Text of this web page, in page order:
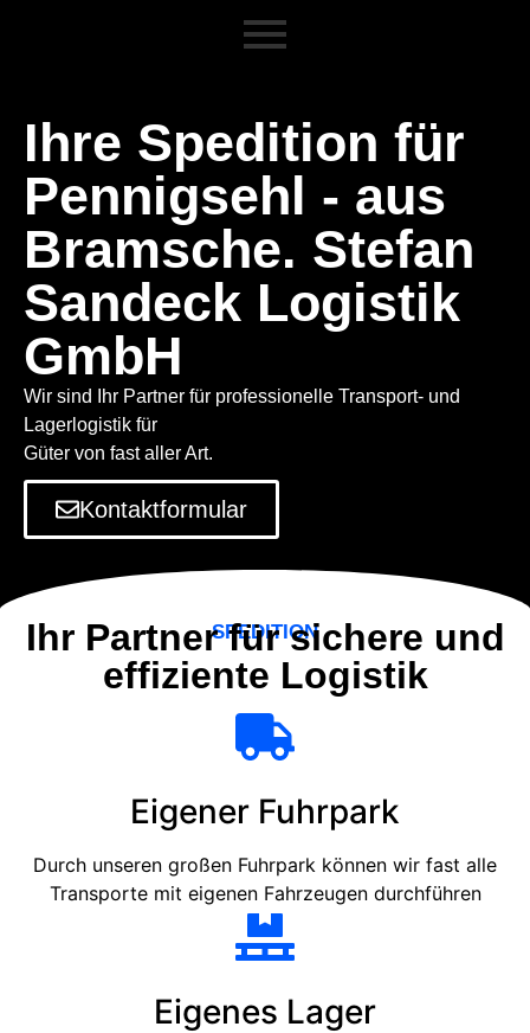
Ihre Spedition für
Pennigsehl - aus
Bramsche. Stefan
Sandeck Logistik
GmbH
Wir sind Ihr Partner für professionelle Transport- und
Lagerlogistik für
Güter von fast aller Art.
Kontaktformular
SPEDITION
Ihr Partner für sichere und
effiziente Logistik
Eigener Fuhrpark
Durch unseren großen Fuhrpark können wir fast alle
Transporte mit eigenen Fahrzeugen durchführen
Eigenes Lager